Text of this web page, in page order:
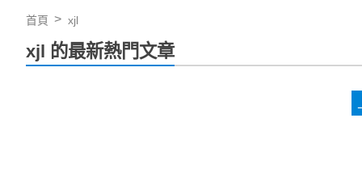
首頁 xjl
xjl 的最新熱門文章